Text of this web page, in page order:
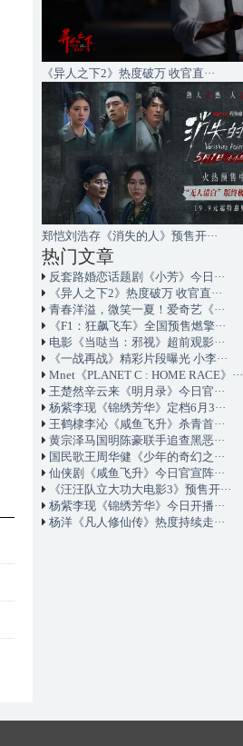
《异人之下2》热度破万 收官直···
郑恺刘浩存《消失的人》预售开···
热门文章
反套路婚恋话题剧《小芳》今日···
《异人之下2》热度破万 收官直···
青春洋溢，微笑一夏！爱奇艺《···
《F1：狂飙飞车》全国预售燃擎···
电影《当哒当：邪视》超前观影···
《一战再战》精彩片段曝光 小李···
Mnet《PLANET C : HOME RACE》···
王楚然辛云来《明月录》今日官···
杨紫李现《锦绣芳华》定档6月3···
王鹤棣李沁《咸鱼飞升》杀青首···
黄宗泽马国明陈豪联手追查黑恶···
国民歌王周华健《少年的奇幻之···
仙侠剧《咸鱼飞升》今日官宣阵···
《汪汪队立大功大电影3》预售开···
杨紫李现《锦绣芳华》今日开播···
杨洋《凡人修仙传》热度持续走···